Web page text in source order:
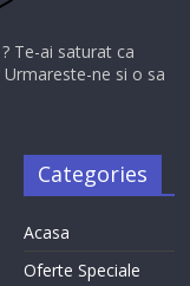
Te-ai saturat ca
ne si o sa
Categories
Acasa
Oferte Speciale